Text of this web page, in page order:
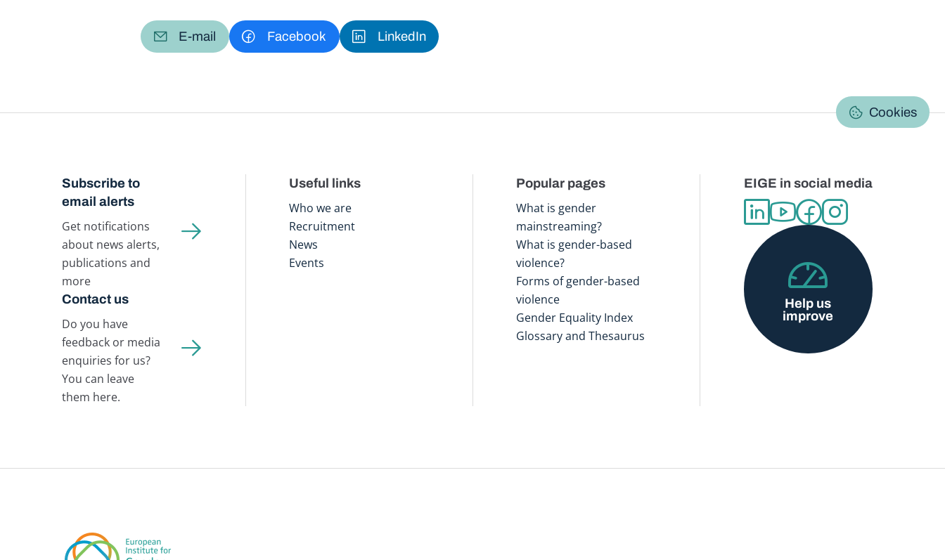
E-mail Facebook LinkedIn
Cookies
Subscribe to
email alerts
Get notifications
about news alerts,
publications and
more
Contact us
Do you have
feedback or media
enquiries for us?
You can leave
them here.
Useful links
Who we are
Recruitment
News
Events
Popular pages
What is gender
mainstreaming?
What is gender-based
violence?
Forms of gender-based
violence
Gender Equality Index
Glossary and Thesaurus
EIGE in social media
Help us
improve